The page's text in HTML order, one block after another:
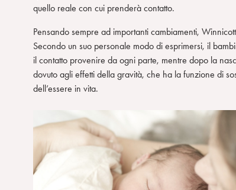
quello reale con cui prenderà contatto.
Pensando sempre ad importanti cambiamenti,
Secondo un suo personale modo di esprimersi, il
il contatto provenire da ogni parte, mentre dopo la
dovuto agli effetti della gravità, che ha la funzione di
dell’essere in vita.